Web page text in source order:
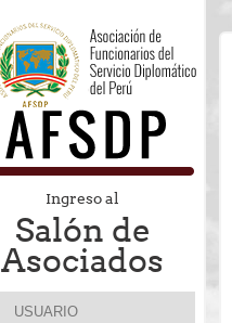
Ingreso al
Salón de
Asociados